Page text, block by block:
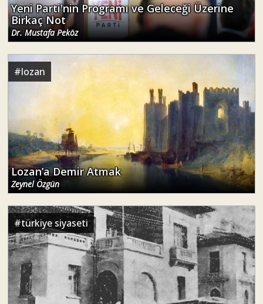
Yeni Parti'nin Programı ve Geleceği Üzerine
Birkaç Not
Dr. Mustafa Peköz
#lozan
Lozan’a Demir Atmak
Zeynel Özgün
#türkiye siyaseti